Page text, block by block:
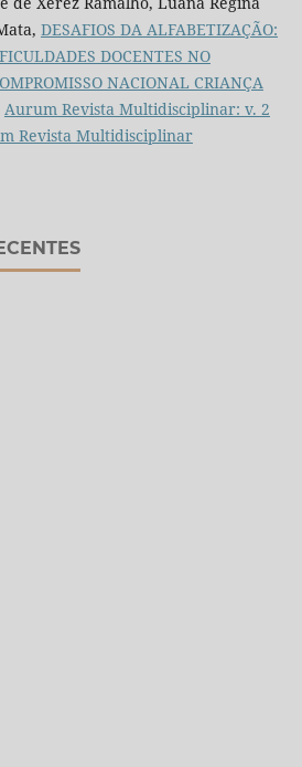
DESAFIOS DA ALFABETIZAÇÃO:
DOCENTES NO
NACIONAL CRIANÇA
Aurum Revista Multidisciplinar: v. 2
Revista Multidisciplinar